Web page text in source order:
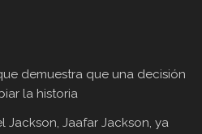
demuestra que una decisión
la historia
Jackson, Jaafar Jackson, ya